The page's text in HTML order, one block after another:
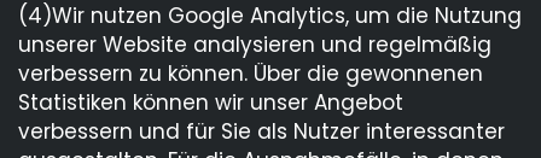
(4)Wir nutzen Google Analytics, um die Nutzung
unserer Website analysieren und regelmäßig
verbessern zu können. Über die gewonnenen
Statistiken können wir unser Angebot
verbessern und für Sie als Nutzer interessanter